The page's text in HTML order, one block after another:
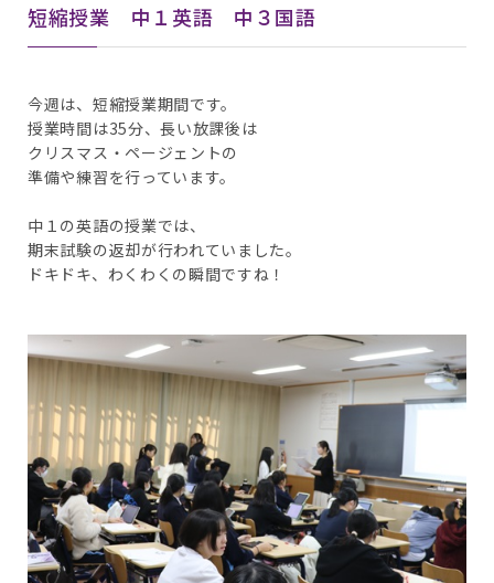
短縮授業 中１英語 中３国語
今週は、短縮授業期間です。
授業時間は35分、長い放課後は
クリスマス・ページェントの
準備や練習を行っています。
中１の英語の授業では、
期末試験の返却が行われていました。
ドキドキ、わくわくの瞬間ですね！